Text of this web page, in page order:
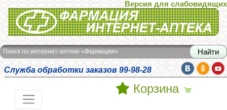
Интернет-аптека Фармация
Версия для слабовидящих
Поиск по интернет-аптеке «Фармация»
Служба обработки заказов 99-98-28
Корзина